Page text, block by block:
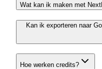
Wat kan ik maken met
Kan ik exporteren naar
Hoe werken credits?